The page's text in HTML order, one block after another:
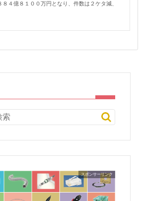
４億８１００万円となり、件数は２ケタ減、